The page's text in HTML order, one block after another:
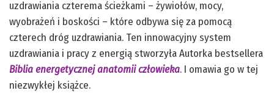
uzdrawiania czterema ścieżkami – żywiołów, mocy,
wyobrażeń i boskości – które odbywa się za pomocą
czterech dróg uzdrawiania. Ten innowacyjny system
uzdrawiania i pracy z energią stworzyła Autorka bestsellera
Biblia energetycznej anatomii człowieka. I omawia go w tej
niezwykłej książce.